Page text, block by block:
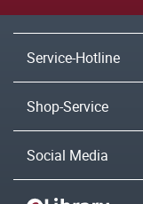
Service-Hotline
Shop-Service
Social Media